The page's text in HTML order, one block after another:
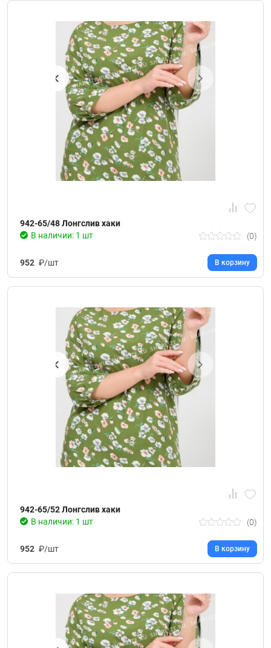
942-65/48 Лонгслив хаки
В наличии: 1 шт
(0)
952 ₽/шт В корзину
942-65/52 Лонгслив хаки
В наличии: 1 шт
(0)
952 ₽/шт В корзину